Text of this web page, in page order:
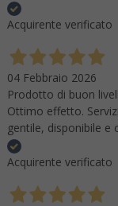
Acquirente verificato
04 Febbraio 2026
Prodotto di buon
Ottimo effetto.
gentile, disponibile e
Acquirente verificato